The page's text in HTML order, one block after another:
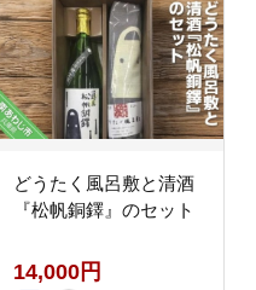
どうたく風呂敷と清酒
『松帆銅鐸』のセット
14,000円